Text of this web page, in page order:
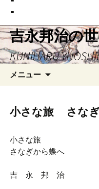
コ
ン
テ
ン
へ
吉永邦治の
KUNIHARU
メニュー
小さな旅 さな
小さな旅
さなぎから蝶へ
吉 永 邦 治